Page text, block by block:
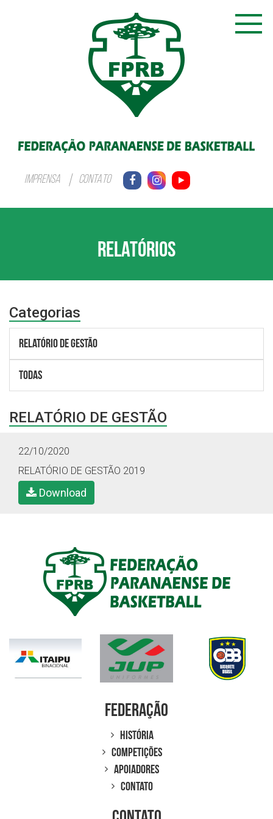
IMPRENSA CONTATO
RELATÓRIOS
Categorias
RELATÓRIO DE GESTÃO
Todas
RELATÓRIO DE GESTÃO
22/10/2020
RELATÓRIO DE GESTÃO 2019
Download
Federação
História
Competições
Apoiadores
Contato